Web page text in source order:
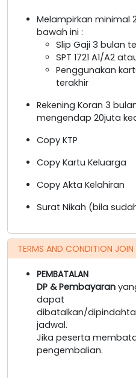
Melampirkan minimal
bawah ini :
Slip Gaji 3 bulan
SPT 1721 A1/A2
Penggunakan
terakhir
Rekening Koran 3
mengendap 20juta
Copy KTP
Copy Kartu Keluarga
Copy Akta Kelahiran
Surat Nikah (bila
TERMS AND CONDITION JOIN
PEMBATALAN
DP & Pembayaran
dapat
dibatalkan/
jadwal.
Jika peserta
pengembalian.